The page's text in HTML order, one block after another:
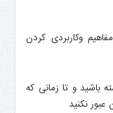
وکاربردی کردن
باشید و تا زمانی که
نکنید